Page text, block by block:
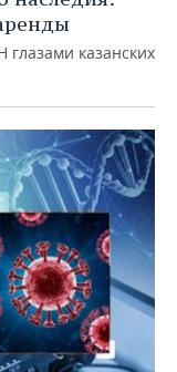
казанских